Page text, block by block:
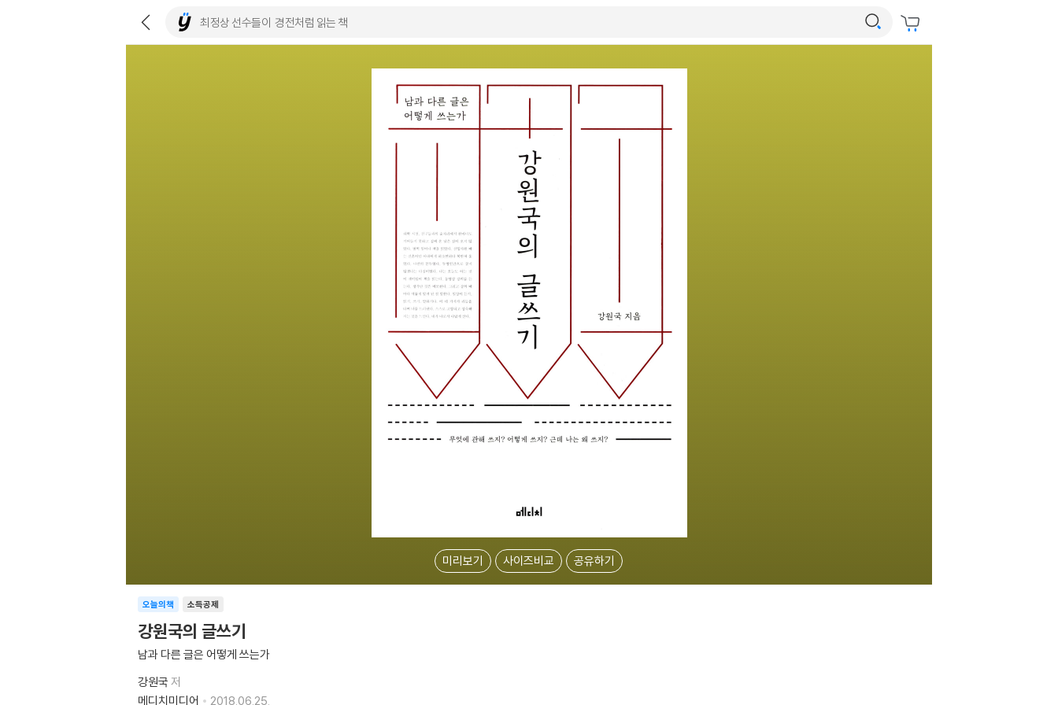
미리보기 사이즈비교 공유하기
소득공제
오늘의책
강원국의 글쓰기
남과 다른 글은 어떻게 쓰는가
강원국 저
메디치미디어
2018.06.25.